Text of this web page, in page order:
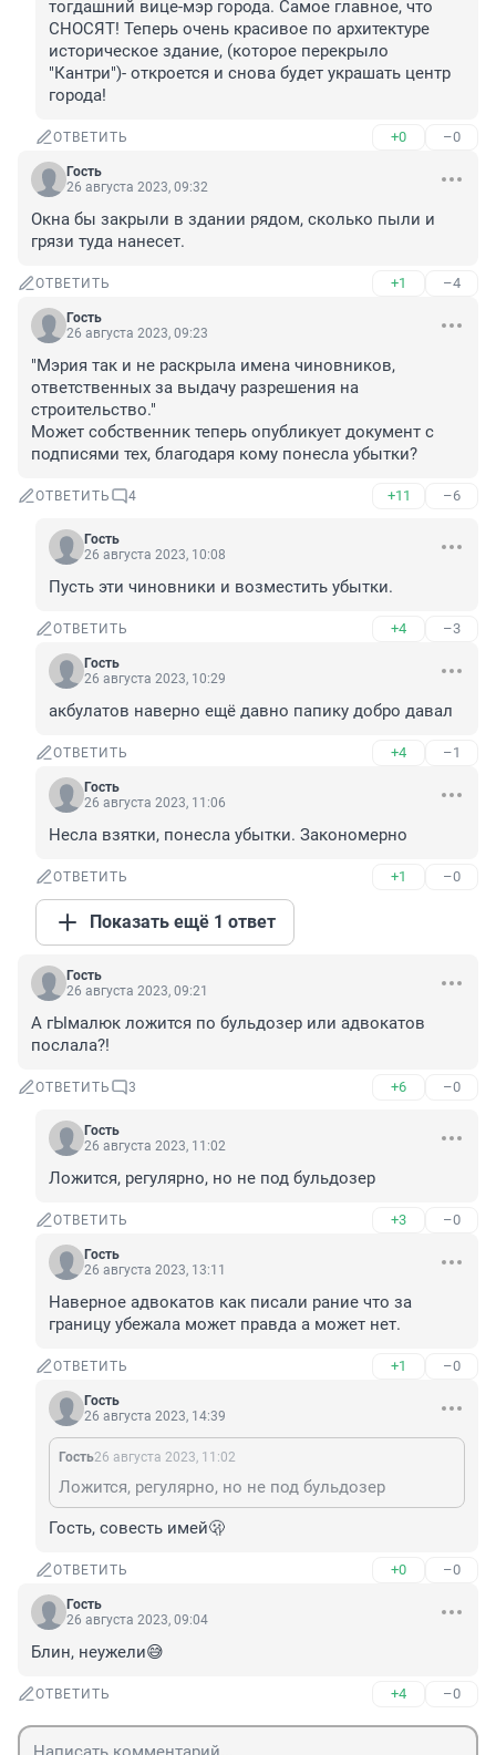
тогдашний вице-мэр города. Самое главное, что
СНОСЯТ! Теперь очень красивое по архитектуре
историческое здание, (которое перекрыло
"Кантри")- откроется и снова будет украшать центр
города!
ОТВЕТИТЬ +0 –0
Гость
26 августа 2023, 09:32
Окна бы закрыли в здании рядом, сколько пыли и
грязи туда нанесет.
ОТВЕТИТЬ +1 –4
Гость
26 августа 2023, 09:23
"Мэрия так и не раскрыла имена чиновников,
ответственных за выдачу разрешения на
строительство."
Может собственник теперь опубликует документ с
подписями тех, благодаря кому понесла убытки?
ОТВЕТИТЬ 4 +11 –6
Гость
26 августа 2023, 10:08
Пусть эти чиновники и возместить убытки.
ОТВЕТИТЬ +4 –3
Гость
26 августа 2023, 10:29
акбулатов наверно ещё давно папику добро давал
ОТВЕТИТЬ +4 –1
Гость
26 августа 2023, 11:06
Несла взятки, понесла убытки. Закономерно
ОТВЕТИТЬ +1 –0
Показать ещё 1 ответ
Гость
26 августа 2023, 09:21
А гЫмалюк ложится по бульдозер или адвокатов
послала?!
ОТВЕТИТЬ 3 +6 –0
Гость
26 августа 2023, 11:02
Ложится, регулярно, но не под бульдозер
ОТВЕТИТЬ +3 –0
Гость
26 августа 2023, 13:11
Наверное адвокатов как писали рание что за
границу убежала может правда а может нет.
ОТВЕТИТЬ +1 –0
Гость
26 августа 2023, 14:39
Гость26 августа 2023, 11:02
Ложится, регулярно, но не под бульдозер
Гость, совесть имей🫢
ОТВЕТИТЬ +0 –0
Гость
26 августа 2023, 09:04
Блин, неужели😅
ОТВЕТИТЬ +4 –0